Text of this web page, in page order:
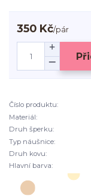
350 Kč/pár
Číslo produktu:
Materiál:
Druh šperku:
Typ náušnice:
Druh kovu:
Hlavní barva: